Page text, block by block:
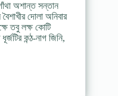
অশান্ত সন্তান
দোলা অনিবার
তবু লক্ষ কোটি
কন্ঠ-নাগ জিনি,